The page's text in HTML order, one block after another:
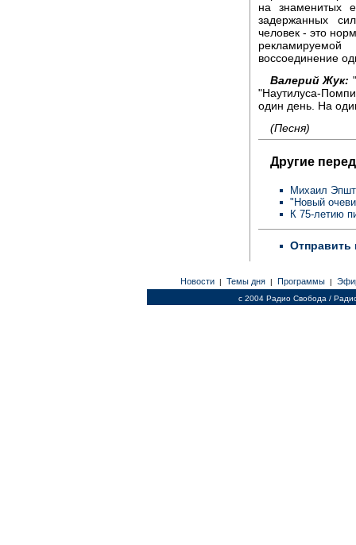
на знаменитых
задержанных
человек - это
воссоединение
Валерий Жук:
"Наутилуса-
один день. На
(Песня)
Другие
Михаил
"Новый
К 75-летию
Отправить
Новости | Темы дня | Программы |
c 2004 Радио Свобода /